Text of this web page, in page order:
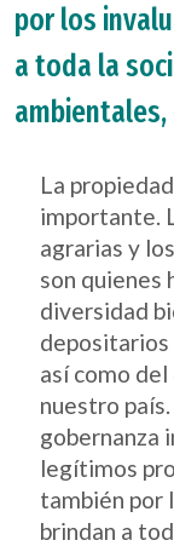
por los
a toda la
La
importante.
agrarias y
son quienes
diversidad
depositarios
así como
nuestro
gobernanza
legítimos
también por
brindan a